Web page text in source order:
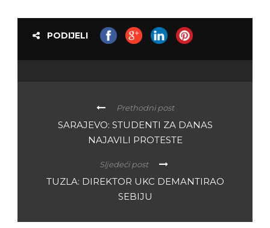
PODIJELI
Prethodni post
SARAJEVO: STUDENTI ZA DANAS
NAJAVILI PROTESTE
Sljedeći post
TUZLA: DIREKTOR UKC DEMANTIRAO
SEBIJU